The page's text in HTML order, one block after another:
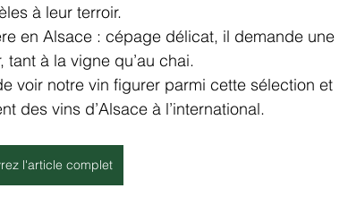
à leur terroir.
en Alsace : cépage délicat, il demande une
à la vigne qu’au chai.
voir notre vin figurer parmi cette sélection et
des vins d’Alsace à l’international.
l'article complet